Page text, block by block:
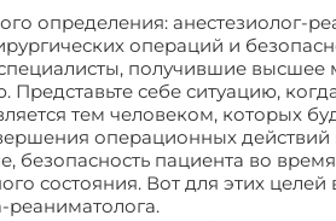
определения: анестезиолог-
операций и
получившие
Представьте себе ситуацию,
тем человеком, которых
операционных
безопасность пациента во
состояния. Вот для этих
реаниматолога.